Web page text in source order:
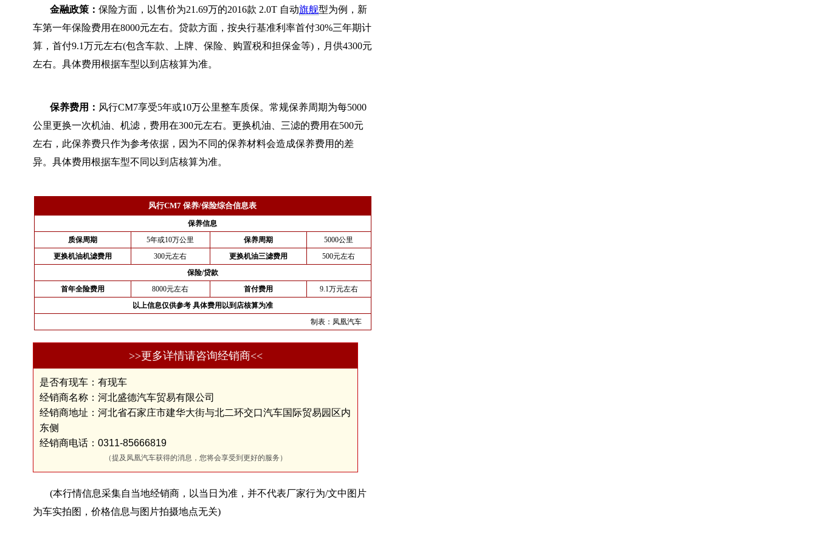
金融政策： 保险方面，以售价为21.69万的2016款 2.0T 自动旗舰型为例，新
车第一年保险费用在8000元左右。贷款方面，按央行基准利率首付30%三年期计
算，首付9.1万元左右(包含车款、上牌、保险、购置税和担保金等)，月供4300元
左右。具体费用根据车型以到店核算为准。
保养费用： 风行CM7享受5年或10万公里整车质保。常规保养周期为每5000
公里更换一次机油、机滤，费用在300元左右。更换机油、三滤的费用在500元
左右，此保养费只作为参考依据，因为不同的保养材料会造成保养费用的差
异。具体费用根据车型不同以到店核算为准。
风行CM7 保养/保险综合信息表
保养信息
质保周期
5年或10万公里 保养周期
5000公里
更换机油机滤费用
300元左右 更换机油三滤费用
500元左右
保险/贷款
首年全险费用
8000元左右 首付费用
9.1万元左右
以上信息仅供参考 具体费用以到店核算为准
制表： 凤凰汽车
>>更多详情请咨询经销商<<
是否有现车：有现车
经销商名称：河北盛德汽车贸易有限公司
经销商地址：河北省石家庄市建华大街与北二环交口汽车国际贸易园区内
东侧
经销商电话：0311-85666819
（提及凤凰汽车获得的消息，您将会享受到更好的服务）
(本行情信息采集自当地经销商，以当日为准，并不代表厂家行为/文中图片
为车实拍图，价格信息与图片拍摄地点无关)